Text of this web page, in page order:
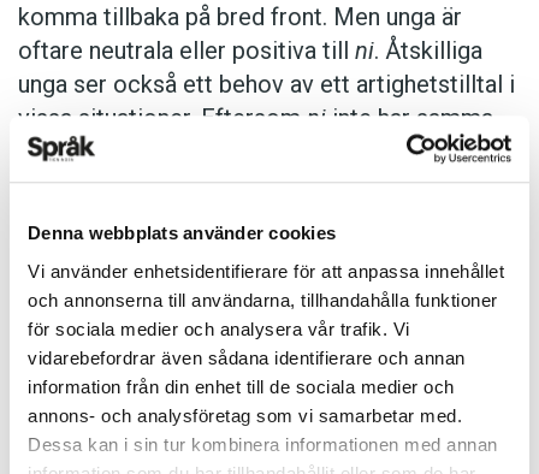
Denna webbplats använder cookies
Vi använder enhetsidentifierare för att anpassa innehållet
och annonserna till användarna, tillhandahålla funktioner
för sociala medier och analysera vår trafik. Vi
vidarebefordrar även sådana identifierare och annan
information från din enhet till de sociala medier och
annons- och analysföretag som vi samarbetar med.
Dessa kan i sin tur kombinera informationen med annan
komma tillbaka på bred front. Men unga är
oftare neutrala eller positiva till ni. Åtskilliga
unga ser också ett behov av ett artighetstilltal i
vissa situationer. Eftersom ni inte har samma
laddning bland yngre skulle det så småningom
kunna bli ett mer utbrett tilltal som används för
att signalera artighet och respekt, säger Anders
Det finns också skillnader mellan olika
väljargrupper. Bland svenskar som sympatiserar
med Vänsterpartiet föredrar 82 procent tilltal
meddu och 3 procent medni. Bland
Socialdemokraternas väljare förespråkar 78